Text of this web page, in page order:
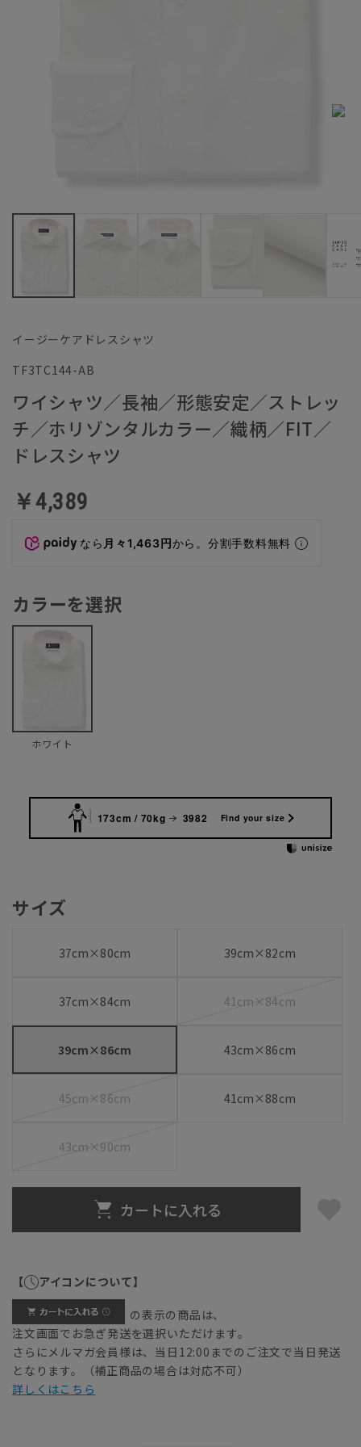
イージーケアドレスシャツ
TF3TC144-AB
ワイシャツ／長袖／形態安定／ストレッ
チ／ホリゾンタルカラー／織柄／FIT／
ドレスシャツ
￥4,389
なら 月々1,463円から。分割手数料無料
カラーを選択
ホワイト
173cm / 70kg 3982 Find your size
サイズ
37cm×80cm 39cm×82cm
37cm×84cm 41cm×84cm
39cm×86cm 43cm×86cm
45cm×86cm 41cm×88cm
43cm×90cm
カートに入れる
【 アイコンについて】
の表示の商品は、
注文画面でお急ぎ発送を選択いただけます。
さらにメルマガ会員様は、当日12:00までのご注文で当日発送
となります。（補正商品の場合は対応不可）
詳しくはこちら